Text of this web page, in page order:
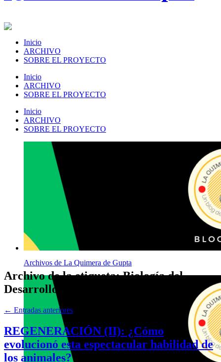
Inicio
ARCHIVO
SOBRE EL PROYECTO
Inicio
ARCHIVO
SOBRE EL PROYECTO
Inicio
ARCHIVO
SOBRE EL PROYECTO
Archivos de La Quimera de Gupta
Archivo de la etiqueta:Biología del
Desarrollo
← Entradas anteriores
REGENERACIÓN (II): ¿Cómo
evolucionó esta espectacular habilidad de
los animales?